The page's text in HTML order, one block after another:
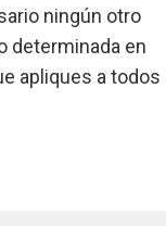
ningún otro
determinada en
apliques a todos